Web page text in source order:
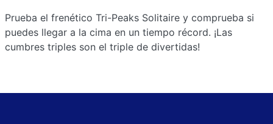
Prueba el frenético Tri-Peaks Solitaire y comprueba si
puedes llegar a la cima en un tiempo récord. ¡Las
cumbres triples son el triple de divertidas!